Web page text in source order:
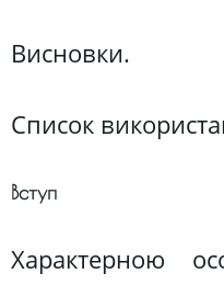
Висновки.
Список
Вступ
Характерною